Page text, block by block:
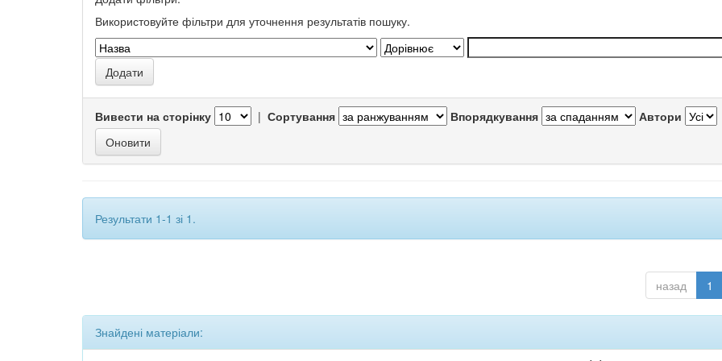
Використовуйте фільтри для уточнення результатів пошуку.
Вивести на сторінку | Сортування Впорядкування Автори
Результати 1-1 зі 1.
назад 1
Знайдені матеріали: